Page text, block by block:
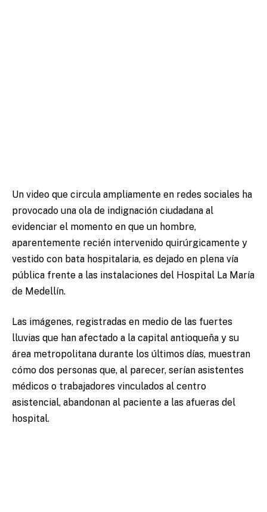
Un video que circula ampliamente en redes sociales ha
provocado una ola de indignación ciudadana al
evidenciar el momento en que un hombre,
aparentemente recién intervenido quirúrgicamente y
vestido con bata hospitalaria, es dejado en plena vía
pública frente a las instalaciones del Hospital La María
de Medellín.
Las imágenes, registradas en medio de las fuertes
lluvias que han afectado a la capital antioqueña y su
área metropolitana durante los últimos días, muestran
cómo dos personas que, al parecer, serían asistentes
médicos o trabajadores vinculados al centro
asistencial, abandonan al paciente a las afueras del
hospital.